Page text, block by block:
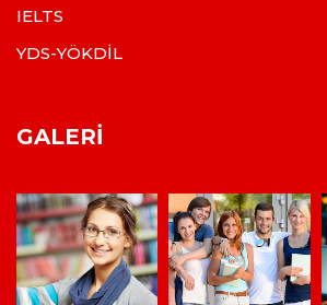
IELTS
YDS-YÖKDİL
GALERI